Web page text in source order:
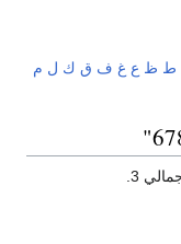
ط ظ ع غ ف ق ك ل م